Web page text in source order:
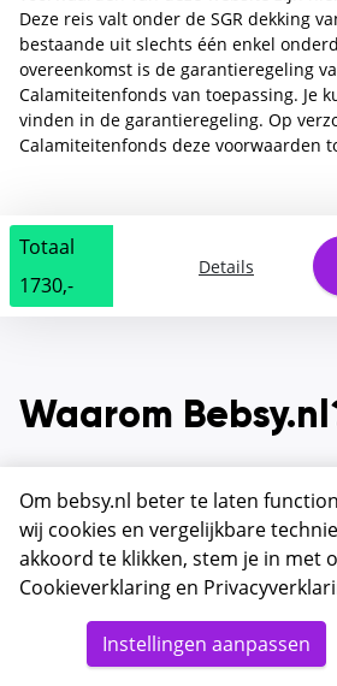
Deze reis valt onder de SGR dekking
bestaande uit slechts één enkel
overeenkomst is de garantieregeling
Calamiteitenfonds van toepassing. Je
vinden in de garantieregeling. Op
Calamiteitenfonds deze voorwaarden
Totaal
1730,-
Details
Waarom
Betaalbare
dekking
Om bebsy.nl beter te laten
wij cookies en vergelijkbare
akkoord te klikken, stem je in met
Cookieverklaring en
Instellingen aanpassen